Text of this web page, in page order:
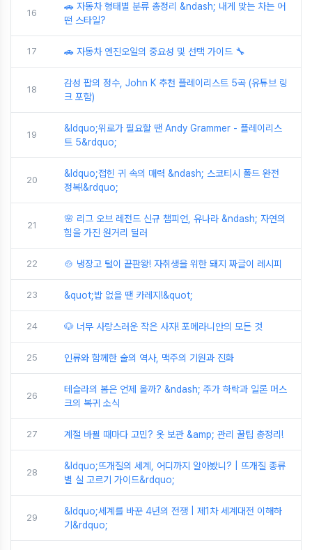
16
🚗 자동차 형태별 분류 총정리 &ndash; 내게 맞는 차는 어
떤 스타일?
17 🚗 자동차 엔진오일의 중요성 및 선택 가이드 🔧
18
감성 팝의 정수, John K 추천 플레이리스트 5곡 (유튜브 링
크 포함)
19
&ldquo;위로가 필요할 땐 Andy Grammer - 플레이리스
트 5&rdquo;
20
&ldquo;접힌 귀 속의 매력 &ndash; 스코티시 폴드 완전
정복!&rdquo;
21
🌸 리그 오브 레전드 신규 챔피언, 유나라 &ndash; 자연의
힘을 가진 원거리 딜러
22 🍲 냉장고 털이 끝판왕! 자취생을 위한 돼지 짜글이 레시피
23 &quot;밥 없을 땐 카레지!&quot;
24 🐶 너무 사랑스러운 작은 사자! 포메라니안의 모든 것
25 인류와 함께한 술의 역사, 맥주의 기원과 진화
26
테슬라의 봄은 언제 올까? &ndash; 주가 하락과 일론 머스
크의 복귀 소식
27 계절 바뀔 때마다 고민? 옷 보관 &amp; 관리 꿀팁 총정리!
28
&ldquo;뜨개질의 세계, 어디까지 알아봤니? | 뜨개질 종류
별 실 고르기 가이드&rdquo;
29
&ldquo;세계를 바꾼 4년의 전쟁 | 제1차 세계대전 이해하
기&rdquo;